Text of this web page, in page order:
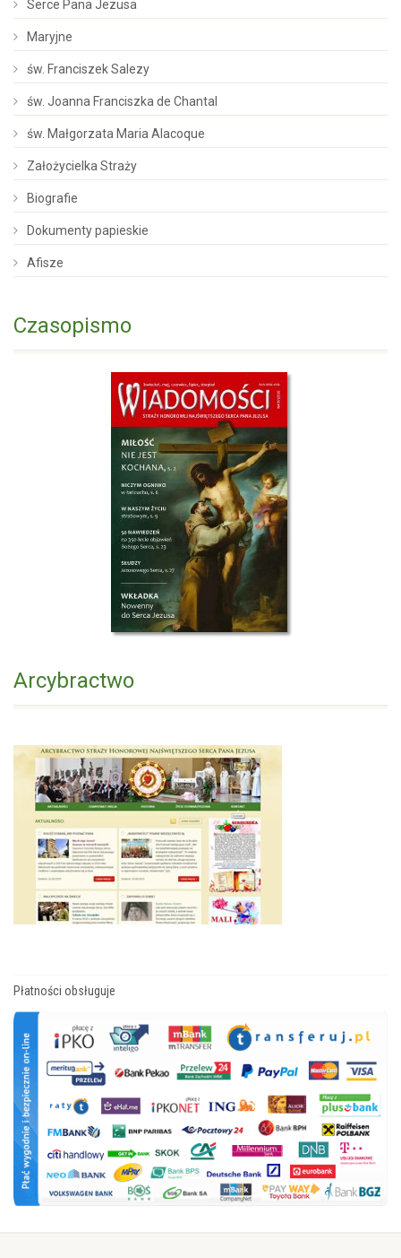
Serce Pana Jezusa
Maryjne
św. Franciszek Salezy
św. Joanna Franciszka de Chantal
św. Małgorzata Maria Alacoque
Założycielka Straży
Biografie
Dokumenty papieskie
Afisze
Czasopismo
Arcybractwo
Płatności obsługuje